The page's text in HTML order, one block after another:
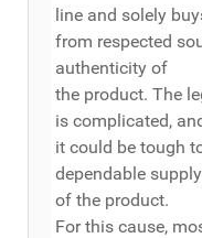
line and solely
from respected
authenticity of
the product. The
is complicated,
it could be tough
dependable supply
of the product.
For this cause,